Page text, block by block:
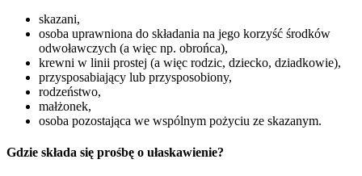
skazani,
osoba uprawniona do składania na jego korzyść środków
odwoławczych (a więc np. obrońca),
krewni w linii prostej (a więc rodzic, dziecko, dziadkowie),
przysposabiający lub przysposobiony,
rodzeństwo,
małżonek,
osoba pozostająca we wspólnym pożyciu ze skazanym.
Gdzie składa się prośbę o ułaskawienie?